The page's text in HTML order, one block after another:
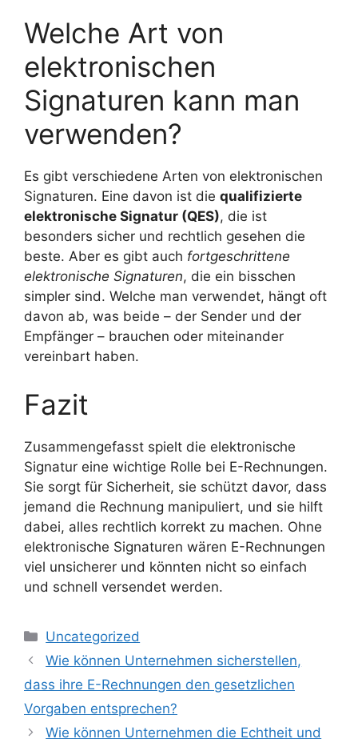
Welche Art von
elektronischen
Signaturen kann man
verwenden?
Es gibt verschiedene Arten von elektronischen
Signaturen. Eine davon ist die qualifizierte
elektronische Signatur (QES), die ist
besonders sicher und rechtlich gesehen die
beste. Aber es gibt auch fortgeschrittene
elektronische Signaturen, die ein bisschen
simpler sind. Welche man verwendet, hängt oft
davon ab, was beide – der Sender und der
Empfänger – brauchen oder miteinander
vereinbart haben.
Fazit
Zusammengefasst spielt die elektronische
Signatur eine wichtige Rolle bei E-Rechnungen.
Sie sorgt für Sicherheit, sie schützt davor, dass
jemand die Rechnung manipuliert, und sie hilft
dabei, alles rechtlich korrekt zu machen. Ohne
elektronische Signaturen wären E-Rechnungen
viel unsicherer und könnten nicht so einfach
und schnell versendet werden.
Kategorien
Uncategorized
Wie können Unternehmen sicherstellen,
dass ihre E-Rechnungen den gesetzlichen
Vorgaben entsprechen?
Wie können Unternehmen die Echtheit und